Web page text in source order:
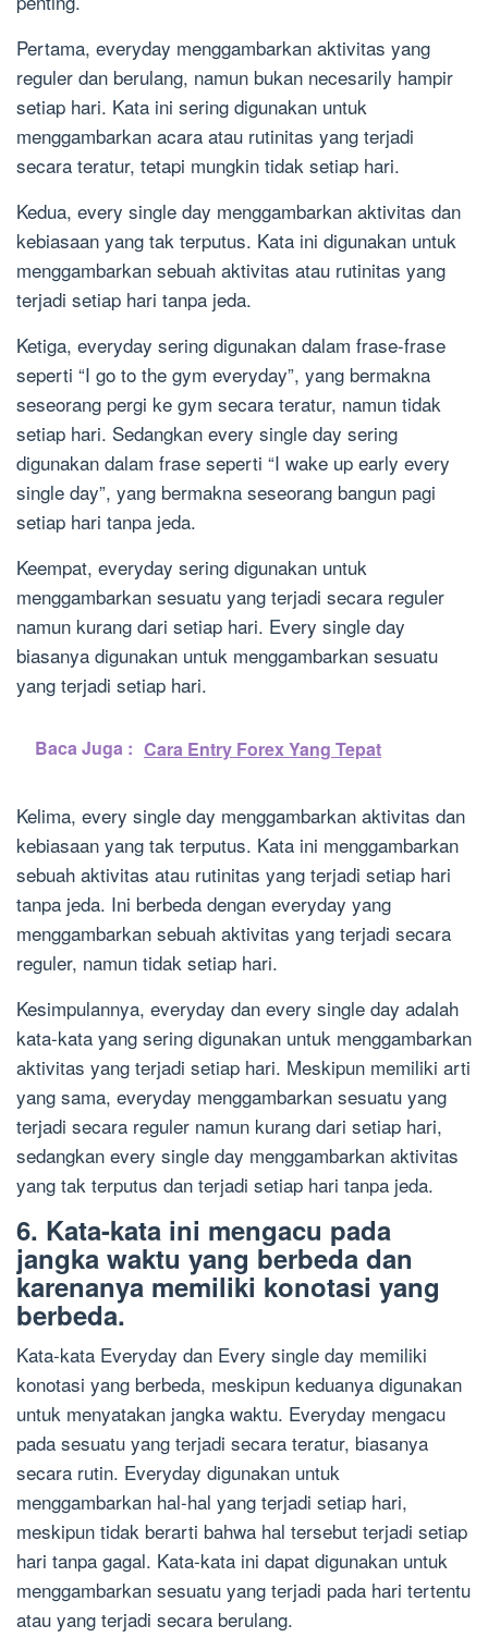
Pertama, everyday menggambarkan aktivitas yang
reguler dan berulang, namun bukan necesarily hampir
setiap hari. Kata ini sering digunakan untuk
menggambarkan acara atau rutinitas yang terjadi
secara teratur, tetapi mungkin tidak setiap hari.
Kedua, every single day menggambarkan aktivitas dan
kebiasaan yang tak terputus. Kata ini digunakan untuk
menggambarkan sebuah aktivitas atau rutinitas yang
terjadi setiap hari tanpa jeda.
Ketiga, everyday sering digunakan dalam frase-frase
seperti “I go to the gym everyday”, yang bermakna
seseorang pergi ke gym secara teratur, namun tidak
setiap hari. Sedangkan every single day sering
digunakan dalam frase seperti “I wake up early every
single day”, yang bermakna seseorang bangun pagi
setiap hari tanpa jeda.
Keempat, everyday sering digunakan untuk
menggambarkan sesuatu yang terjadi secara reguler
namun kurang dari setiap hari. Every single day
biasanya digunakan untuk menggambarkan sesuatu
yang terjadi setiap hari.
Baca Juga : Cara Entry Forex Yang Tepat
Kelima, every single day menggambarkan aktivitas dan
kebiasaan yang tak terputus. Kata ini menggambarkan
sebuah aktivitas atau rutinitas yang terjadi setiap hari
tanpa jeda. Ini berbeda dengan everyday yang
menggambarkan sebuah aktivitas yang terjadi secara
reguler, namun tidak setiap hari.
Kesimpulannya, everyday dan every single day adalah
kata-kata yang sering digunakan untuk menggambarkan
aktivitas yang terjadi setiap hari. Meskipun memiliki arti
yang sama, everyday menggambarkan sesuatu yang
terjadi secara reguler namun kurang dari setiap hari,
sedangkan every single day menggambarkan aktivitas
yang tak terputus dan terjadi setiap hari tanpa jeda.
6. Kata-kata ini mengacu pada
jangka waktu yang berbeda dan
karenanya memiliki konotasi yang
berbeda.
Kata-kata Everyday dan Every single day memiliki
konotasi yang berbeda, meskipun keduanya digunakan
untuk menyatakan jangka waktu. Everyday mengacu
pada sesuatu yang terjadi secara teratur, biasanya
secara rutin. Everyday digunakan untuk
menggambarkan hal-hal yang terjadi setiap hari,
meskipun tidak berarti bahwa hal tersebut terjadi setiap
hari tanpa gagal. Kata-kata ini dapat digunakan untuk
menggambarkan sesuatu yang terjadi pada hari tertentu
atau yang terjadi secara berulang.